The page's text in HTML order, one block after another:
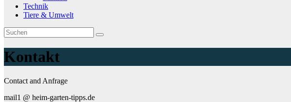
Technik
Tiere & Umwelt
Kontakt
Contact and Anfrage
mail1 @ heim-garten-tipps.de